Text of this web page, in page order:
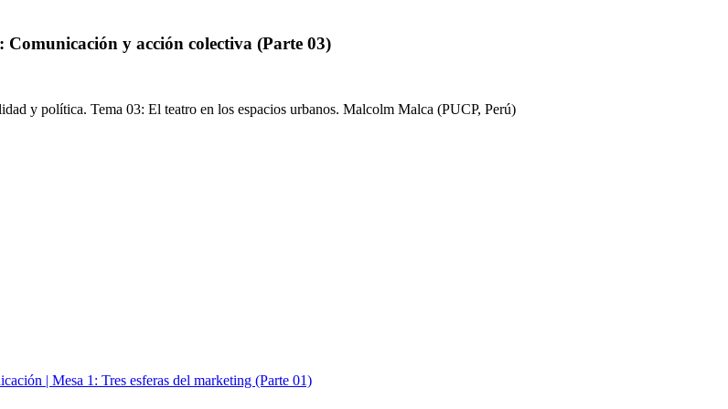
y acción colectiva (Parte 03)
y política. Tema 03: El teatro en los espacios urbanos. Malcolm Malca (PUCP, Perú)
| Mesa 1: Tres esferas del marketing (Parte 01)